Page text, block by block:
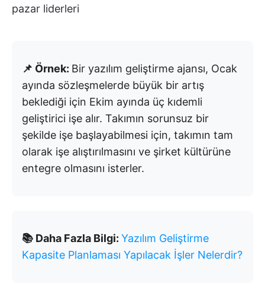
pazar liderleri
📌 Örnek: Bir yazılım geliştirme ajansı, Ocak
ayında sözleşmelerde büyük bir artış
beklediği için Ekim ayında üç kıdemli
geliştirici işe alır. Takımın sorunsuz bir
şekilde işe başlayabilmesi için, takımın tam
olarak işe alıştırılmasını ve şirket kültürüne
entegre olmasını isterler.
📚 Daha Fazla Bilgi: Yazılım Geliştirme
Kapasite Planlaması Yapılacak İşler Nelerdir?